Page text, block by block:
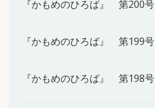
『かもめのひろば』 第200号
『かもめのひろば』 第199号
『かもめのひろば』 第198号